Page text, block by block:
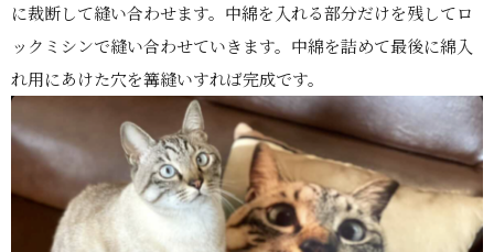
に裁断して縫い合わせます。中綿を入れる部分だけを残してロ
ックミシンで縫い合わせていきます。中綿を詰めて最後に綿入
れ用にあけた穴を篝縫いすれば完成です。